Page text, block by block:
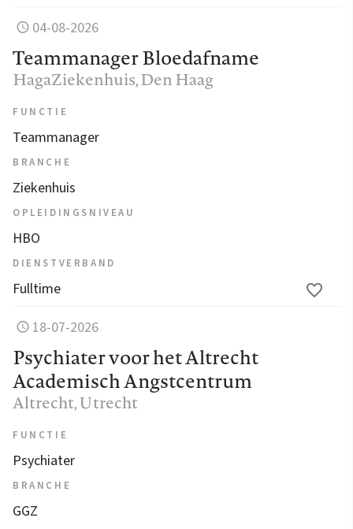
04-08-2026
Teammanager Bloedafname
HagaZiekenhuis, Den Haag
FUNCTIE
Teammanager
BRANCHE
Ziekenhuis
OPLEIDINGSNIVEAU
HBO
DIENSTVERBAND
Fulltime
18-07-2026
Psychiater voor het Altrecht
Academisch Angstcentrum
Altrecht, Utrecht
FUNCTIE
Psychiater
BRANCHE
GGZ